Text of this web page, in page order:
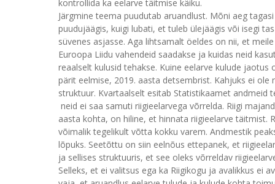
kontrollida ka eelarve täitmise käiku.
Järgmine teema puudutab aruandlust. Mõni aeg
puudujäägis, kuigi lubati, et tuleb ülejäägis või isegi
süvenes asjasse. Aga lihtsamalt öeldes on nii, et
Euroopa Liidu vahendeid saadakse ja kuidas neid
reaalselt kulusid tehakse. Kuine eelarve kulude
pärit eelmise, 2019. aasta detsembrist. Kahjuks ei
struktuur. Kvartaalselt esitab Statistikaamet
neid ei saa samuti riigieelarvega võrrelda. Riigi
aasta kohta, on hiline, et hinnata riigieelarve täitmist.
võimalik tegelikult võtta kokku varem. Andmestik
lõpuks. Seetõttu on siin eelnõus ettepanek, et
ja sellises struktuuris, et see oleks võrreldav
Selleks, et ei valitsus ega ka Riigikogu ja avalikkus ei